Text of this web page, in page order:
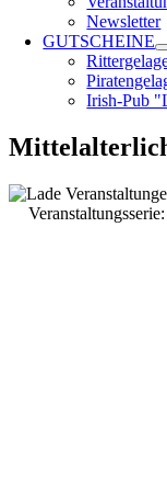
Newsletter
GUTSCHEINE
Irish-Pub
Veranstaltungsserie: